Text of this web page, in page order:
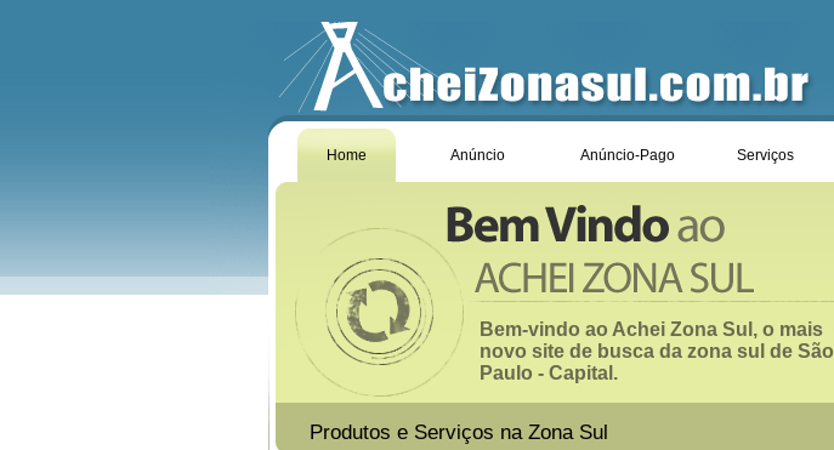
Home Anúncio Anúncio-Pago Serviços
Bem-vindo ao Achei Zona Sul, o mais
novo site de busca da zona sul de São
Paulo - Capital.
Produtos e Serviços na Zona Sul